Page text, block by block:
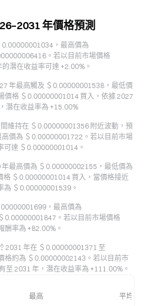
年價格預測
0.00000001034，最高價為
。若以目前市場價格
潛在收益率可達 +2.00%。
年最高觸及 ＄0.00000001538，最低價
格 ＄0.00000001014 買入，依據 2027
潛在收益率為 +15.00%
維持在 ＄0.00000001356 附近波動，預
價為 ＄0.00000001722。若以目前市場
可達 ＄0.00000001014。
最高價為 ＄0.00000002155，最低價為
＄0.00000001014 買入，當價格接近
為 ＄0.00000001539。
，最高價為
0.00000001847。若以目前市場價格
酬率為 +82.00%。
2031 年在 ＄0.00000001371 至
格約為 ＄0.00000002143。若以目前市
2031 年，潛在收益率為 +111.00%。
最高 平均